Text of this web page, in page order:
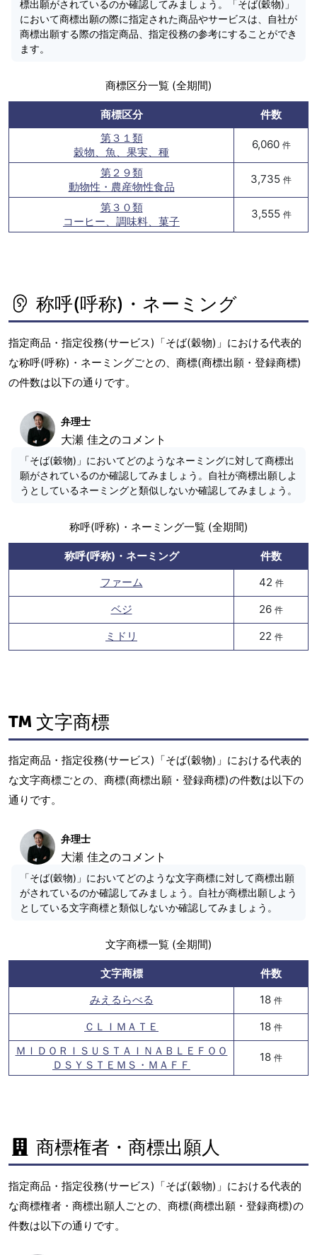
標出願がされているのか確認してみましょう。「そば(穀物)」
において商標出願の際に指定された商品やサービスは、自社が
商標出願する際の指定商品、指定役務の参考にすることができ
ます。
商標区分一覧 (全期間)
商標区分
件数
第３１類
穀物、魚、果実、種
6,060 件
第２９類
動物性・農産物性食品
3,735 件
第３０類
コーヒー、調味料、菓子
3,555 件
称呼(呼称)・ネーミング
指定商品・指定役務(サービス)「そば(穀物)」における代表的
な称呼(呼称)・ネーミングごとの、商標(商標出願・登録商標)
の件数は以下の通りです。
弁理士
大瀬 佳之のコメント
「そば(穀物)」においてどのようなネーミングに対して商標出
願がされているのか確認してみましょう。自社が商標出願しよ
うとしているネーミングと類似しないか確認してみましょう。
称呼(呼称)・ネーミング一覧 (全期間)
称呼(呼称)・ネーミング
件数
ファーム
42 件
ベジ 26 件
ミドリ 22 件
文字商標
指定商品・指定役務(サービス)「そば(穀物)」における代表的
な文字商標ごとの、商標(商標出願・登録商標)の件数は以下の
通りです。
弁理士
大瀬 佳之のコメント
「そば(穀物)」においてどのような文字商標に対して商標出願
がされているのか確認してみましょう。自社が商標出願しよう
としている文字商標と類似しないか確認してみましょう。
文字商標一覧 (全期間)
文字商標
件数
みえるらべる
18 件
ＣＬＩＭＡＴＥ 18 件
ＭＩＤＯＲＩＳＵＳＴＡＩＮＡＢＬＥＦＯＯ
ＤＳＹＳＴＥＭＳ・ＭＡＦＦ
18 件
商標権者・商標出願人
指定商品・指定役務(サービス)「そば(穀物)」における代表的
な商標権者・商標出願人ごとの、商標(商標出願・登録商標)の
件数は以下の通りです。